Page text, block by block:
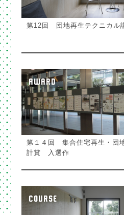
第12回 団地再生テクニカル
AWARD
第１４回 集合住宅再生・団
計賞 入選作
COURSE